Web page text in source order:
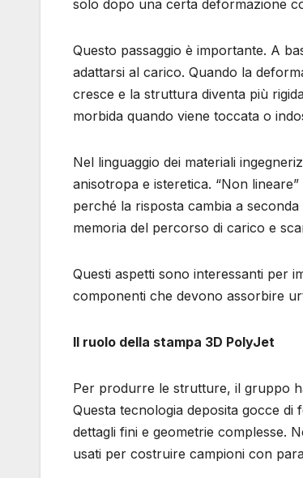
solo dopo una certa deformazione
Questo passaggio è importante. A
adattarsi al carico. Quando la
cresce e la struttura diventa più
morbida quando viene toccata o
Nel linguaggio dei materiali
anisotropa e isteretica. “Non
perché la risposta cambia a
memoria del percorso di carico e
Questi aspetti sono interessanti per
componenti che devono assorbire
Il ruolo della stampa 3D PolyJet
Per produrre le strutture, il gruppo
Questa tecnologia deposita gocce
dettagli fini e geometrie complesse.
usati per costruire campioni con